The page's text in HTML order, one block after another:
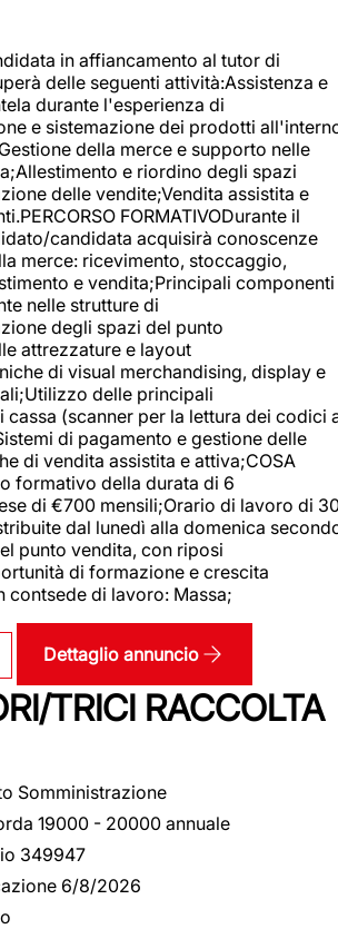
in affiancamento al tutor di
delle seguenti attività:Assistenza e
durante l'esperienza di
e sistemazione dei prodotti
della merce e supporto nelle
e riordino degli spazi
delle vendite;Vendita assistita e
FORMATIVODurante il
candidata acquisirà conoscenze
merce: ricevimento, stoccaggio,
e vendita;Principali componenti
nelle strutture di
degli spazi del punto
attrezzature e layout
di visual merchandising, display e
delle principali
cassa (scanner per la lettura dei codici
di pagamento e gestione delle
di vendita assistita e attiva;COSA
formativo della durata di 6
di €700 mensili;Orario di lavoro di
dal lunedì alla domenica
punto vendita, con riposi
di formazione e crescita
contsede di lavoro: Massa;
Dettaglio annuncio
TRICI RACCOLTA
Somministrazione
19000 - 20000 annuale
349947
6/8/2026